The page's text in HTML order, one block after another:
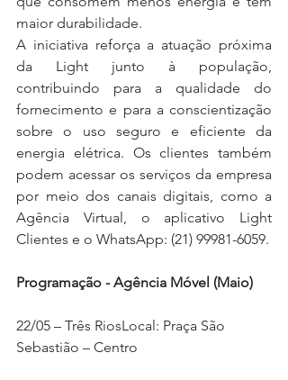
maior durabilidade.
A iniciativa reforça a atuação próxima
da Light junto à população,
contribuindo para a qualidade do
fornecimento e para a conscientização
sobre o uso seguro e eficiente da
energia elétrica. Os clientes também
podem acessar os serviços da empresa
por meio dos canais digitais, como a
Agência Virtual, o aplicativo Light
Clientes e o WhatsApp: (21) 99981-6059.
Programação - Agência Móvel (Maio)
22/05 – Três RiosLocal: Praça São
Sebastião – Centro